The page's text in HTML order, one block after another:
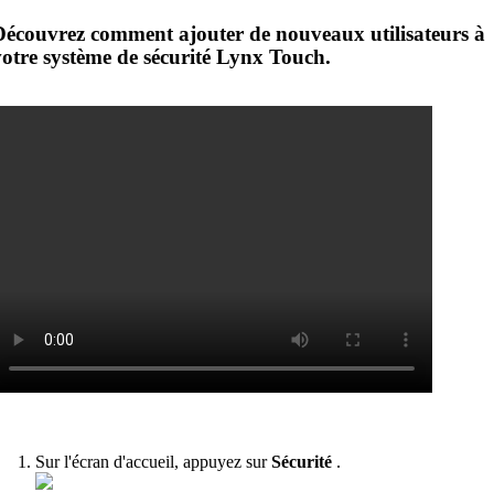
comment ajouter de nouveaux utilisateurs à
système de sécurité Lynx Touch.
Sur l'écran d'accueil, appuyez surSécurité .